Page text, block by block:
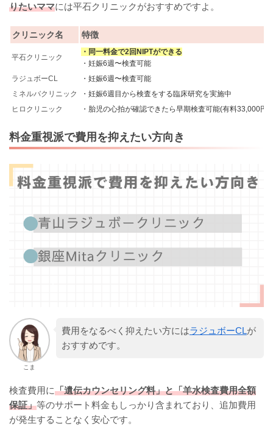
りたいママには平石クリニックがおすすめですよ。
クリニック名 特徴
平石クリニック
・同一料金で2回NIPTができる
・妊娠6週〜検査可能
ラジュボーCL
・妊娠6週〜検査可能
ミネルバクリニック
・妊娠6週目から検査をする臨床研究を実施中
ヒロクリニック
・胎児の心拍が確認できたら早期検査可能(有料33,000円)
料金重視派で費用を抑えたい方向き
こま
費用をなるべく抑えたい方にはラジュボーCLが
おすすめです。
検査費用に「遺伝カウンセリング料」と「羊水検査費用全額
保証」等のサポート料金もしっかり含まれており、追加費用
が発生することなく安心です。